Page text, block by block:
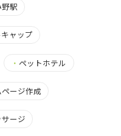
駅
ャップ
・ペットホテル
ージ作成
ージ